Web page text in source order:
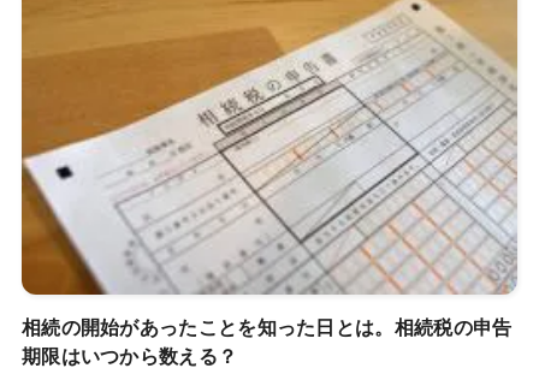
相続の開始があったことを知った日とは。相続税の申告
期限はいつから数える？